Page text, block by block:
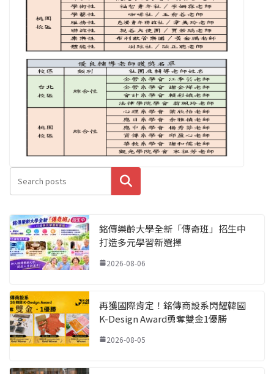
搜尋
銘傳樂齡大學全新「傳奇班」招生中
打造多元學習新選擇
2026-08-06
再獲國際肯定！銘傳商設系閃耀韓國
K-Design Award勇奪雙金1優勝
2026-08-05